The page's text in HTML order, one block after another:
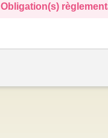
Obligation(s)